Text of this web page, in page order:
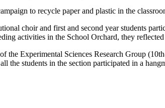
to recycle paper and plastic in the
choir and first and second year students
activities in the School Orchard, they
the Experimental Sciences Research Group
the students in the section participated in a